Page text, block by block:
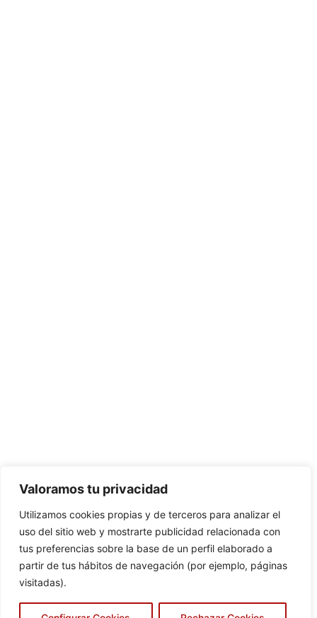
Valoramos tu privacidad
Utilizamos cookies propias y de terceros para analizar el
uso del sitio web y mostrarte publicidad relacionada con
tus preferencias sobre la base de un perfil elaborado a
partir de tus hábitos de navegación (por ejemplo, páginas
visitadas).